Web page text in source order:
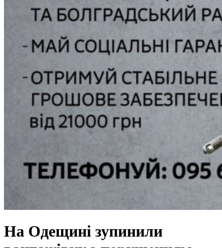
На Одещині зупинили